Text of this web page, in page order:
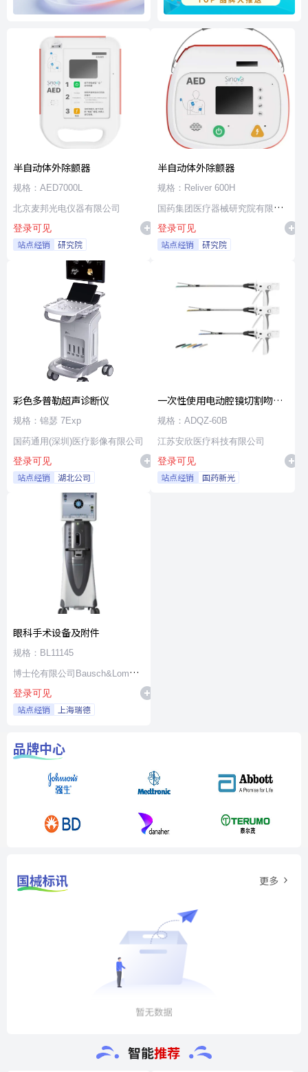
半自动体外除颤器
规格：AED7000L
北京麦邦光电仪器有限公司
登录可见
站点经销 研究院
半自动体外除颤器
规格：Reliver 600H
国药集团医疗器械研究院有限公
司
登录可见
站点经销 研究院
彩色多普勒超声诊断仪
规格：锦瑟 7Exp
国药通用(深圳)医疗影像有限公司
登录可见
站点经销 湖北公司
一次性使用电动腔镜切割吻合
器及组件
规格：ADQZ-60B
江苏安欣医疗科技有限公司
登录可见
站点经销 国药新光
眼科手术设备及附件
规格：BL11145
博士伦有限公司Bausch&Lomb
Incorporated
登录可见
站点经销 上海瑞德
品牌中心